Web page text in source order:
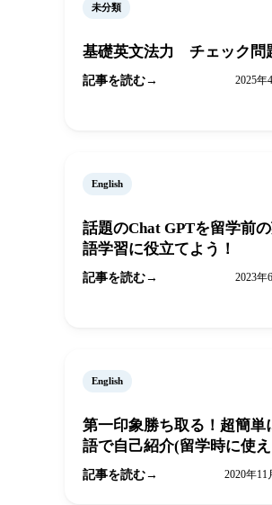
未分類
基礎英文法力 チェック問
記事を読む 2025年
English
話題のChat GPTを留学前
語学習に役立てよう！
記事を読む 2023年
English
第一印象勝ち取る！超簡単
語で自己紹介(留学時に使
記事を読む 2020年11